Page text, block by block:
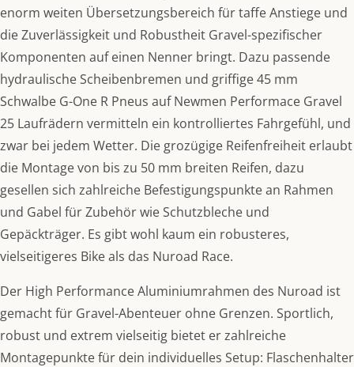
enorm weiten Übersetzungsbereich für taffe Anstiege und
die Zuverlässigkeit und Robustheit Gravel-spezifischer
Komponenten auf einen Nenner bringt. Dazu passende
hydraulische Scheibenbremen und griffige 45 mm
Schwalbe G-One R Pneus auf Newmen Performace Gravel
25 Laufrädern vermitteln ein kontrolliertes Fahrgefühl, und
zwar bei jedem Wetter. Die grozügige Reifenfreiheit erlaubt
die Montage von bis zu 50 mm breiten Reifen, dazu
gesellen sich zahlreiche Befestigungspunkte an Rahmen
und Gabel für Zubehör wie Schutzbleche und
Gepäckträger. Es gibt wohl kaum ein robusteres,
vielseitigeres Bike als das Nuroad Race.
Der High Performance Aluminiumrahmen des Nuroad ist
gemacht für Gravel-Abenteuer ohne Grenzen. Sportlich,
robust und extrem vielseitig bietet er zahlreiche
Montagepunkte für dein individuelles Setup: Flaschenhalter